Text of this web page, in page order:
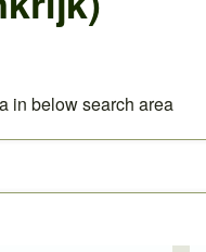
in below search area